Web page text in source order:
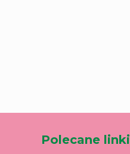
Polecane linki